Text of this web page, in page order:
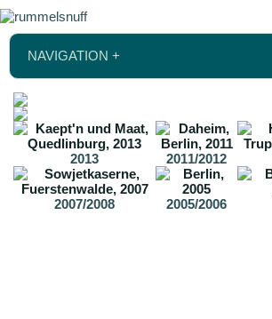
NAVIGATION +
2013 2011/2012
2007/2008 2005/2006